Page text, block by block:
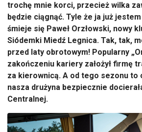
trochę mnie korci, przecież wilka
będzie ciągnąć. Tyle że ja już
śmieje się Paweł Orzłowski, nowy
Siódemki Miedź Legnica. Tak, tak,
przed laty obrotowym! Popularny
zakończeniu kariery założył firmę
za kierownicą. A od tego sezonu to
nasza drużyna bezpiecznie
Centralnej.